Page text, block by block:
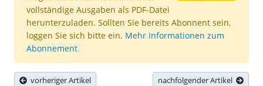
vollständige Ausgaben als PDF-Datei
herunterzuladen. Sollten Sie bereits Abonnent sein,
loggen Sie sich bitte ein. Mehr Informationen zum
Abonnement
vorheriger Artikel nachfolgender Artikel